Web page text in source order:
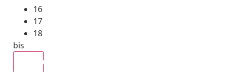
16
17
18
bis